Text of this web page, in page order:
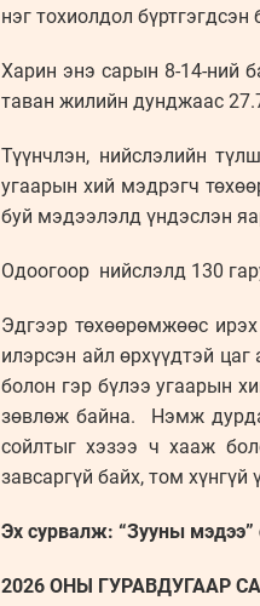
нэг тохиолдол бүртгэгдсэн
Харин энэ сарын 8-14-ний
таван жилийн дунджаас
Түүнчлэн, нийслэлийн
угаарын хий мэдрэгч
буй мэдээлэлд үндэслэн
Одоогоор нийслэлд 130
Эдгээр төхөөрөмжөөс
илэрсэн айл өрхүүдтэй
болон гэр бүлээ угаарын
зөвлөж байна. Нэмж
сойлтыг хэзээ ч хааж
завсаргүй байх, том
Эх сурвалж: “Зууны мэдээ”
2026 ОНЫ ГУРАВДУГААР